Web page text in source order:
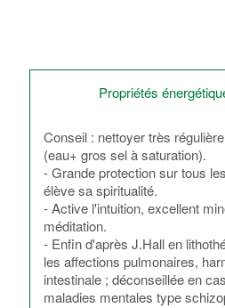
Propriétés
Conseil : nettoyer très
(eau+ gros sel à saturation).
- Grande protection sur tous
élève sa spiritualité.
- Active l'intuition, excellent
méditation.
- Enfin d'après J.Hall en
les affections pulmonaires,
intestinale ; déconseillée en
maladies mentales type